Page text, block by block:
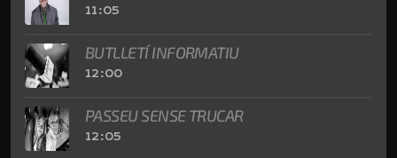
11:05
BUTLLETÍ INFORMATIU
12:00
PASSEU SENSE TRUCAR
12:05